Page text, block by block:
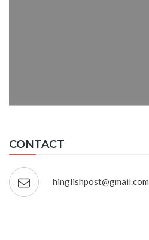
CONTACT
hinglishpost@gmail.com